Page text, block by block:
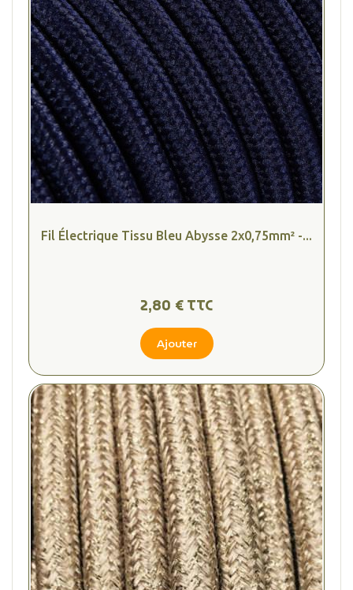
Fil Électrique Tissu Bleu Abysse 2x0,75mm² -...
2,80 € TTC
Ajouter